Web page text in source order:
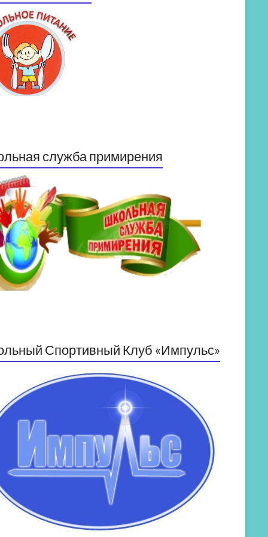
служба примирения
Спортивный Клуб «Импульс»